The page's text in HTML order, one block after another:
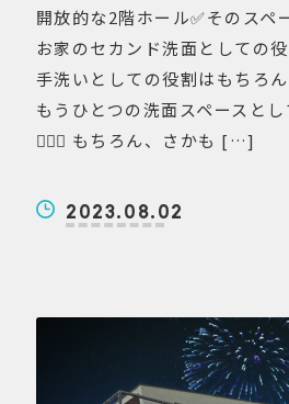
開放的な2階ホール✅そのスペ
お家のセカンド洗面としての
手洗いとしての役割はもちろ
もうひとつの洗面スペースと
💁🏻‍♀️ もちろん、さかも […]
2023.08.02